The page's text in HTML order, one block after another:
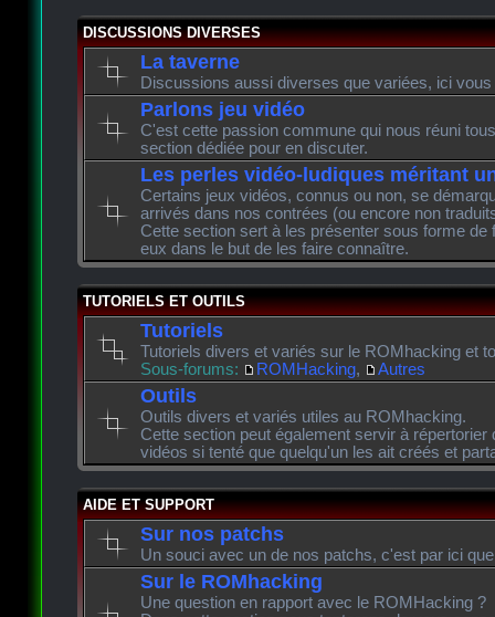
DISCUSSIONS DIVERSES
La taverne
Discussions aussi diverses que variées, ici
Parlons jeu vidéo
C'est cette passion commune qui nous réuni
section dédiée pour en discuter.
Les perles vidéo-ludiques méritant
Certains jeux vidéos, connus ou non, se
arrivés dans nos contrées (ou encore non
Cette section sert à les présenter sous forme de
eux dans le but de les faire connaître.
TUTORIELS ET OUTILS
Tutoriels
Tutoriels divers et variés sur le ROMhacking et
Sous-forums:
ROMHacking, Autres
Outils
Outils divers et variés utiles au ROMhacking.
Cette section peut également servir à
vidéos si tenté que quelqu'un les ait créés et
AIDE ET SUPPORT
Sur nos patchs
Un souci avec un de nos patchs, c'est par ici
Sur le ROMhacking
Une question en rapport avec le ROMHacking ?